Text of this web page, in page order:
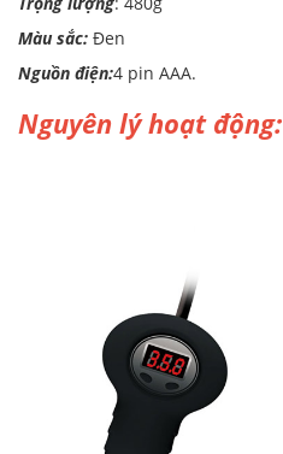
Màu sắc: Đen
Nguồn điện:4 pin AAA.
Nguyên lý hoạt động: